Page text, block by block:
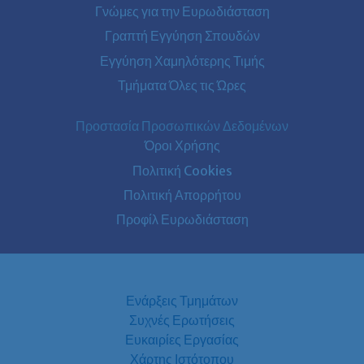
Γνώμες για την Ευρωδιάσταση
Γραπτή Εγγύηση Σπουδών
Εγγύηση Χαμηλότερης Τιμής
Τμήματα Όλες τις Ώρες
Προστασία Προσωπικών Δεδομένων
Όροι Χρήσης
Πολιτική Cookies
Πολιτική Απορρήτου
Προφίλ Ευρωδιάσταση
Ενάρξεις Τμημάτων
Συχνές Ερωτήσεις
Ευκαιρίες Εργασίας
Χάρτης Ιστότοπου